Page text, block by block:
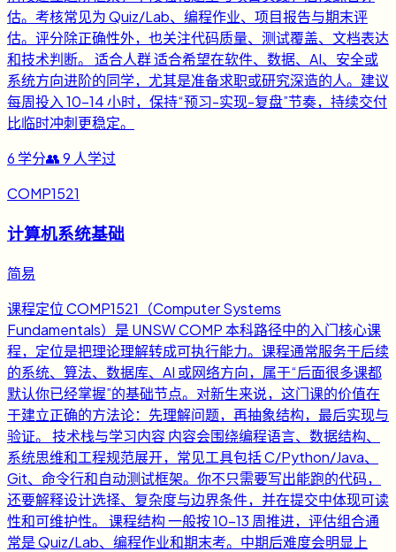
估。考核常见为 Quiz/Lab、编程作业、项目报告与期末评
估。评分除正确性外，也关注代码质量、测试覆盖、文档表达
和技术判断。 适合人群 适合希望在软件、数据、AI、安全或
系统方向进阶的同学，尤其是准备求职或研究深造的人。建议
每周投入 10-14 小时，保持“预习-实现-复盘”节奏，持续交付
比临时冲刺更稳定。
6 学分👥9 人学过
COMP1521
计算机系统基础
简易
课程定位 COMP1521（Computer Systems
Fundamentals）是 UNSW COMP 本科路径中的入门核心课
程，定位是把理论理解转成可执行能力。课程通常服务于后续
的系统、算法、数据库、AI 或网络方向，属于“后面很多课都
默认你已经掌握”的基础节点。对新生来说，这门课的价值在
于建立正确的方法论：先理解问题，再抽象结构，最后实现与
验证。 技术栈与学习内容 内容会围绕编程语言、数据结构、
系统思维和工程规范展开，常见工具包括 C/Python/Java、
Git、命令行和自动测试框架。你不只需要写出能跑的代码，
还要解释设计选择、复杂度与边界条件，并在提交中体现可读
性和可维护性。 课程结构 一般按 10-13 周推进，评估组合通
常是 Quiz/Lab、编程作业和期末考。中期后难度会明显上